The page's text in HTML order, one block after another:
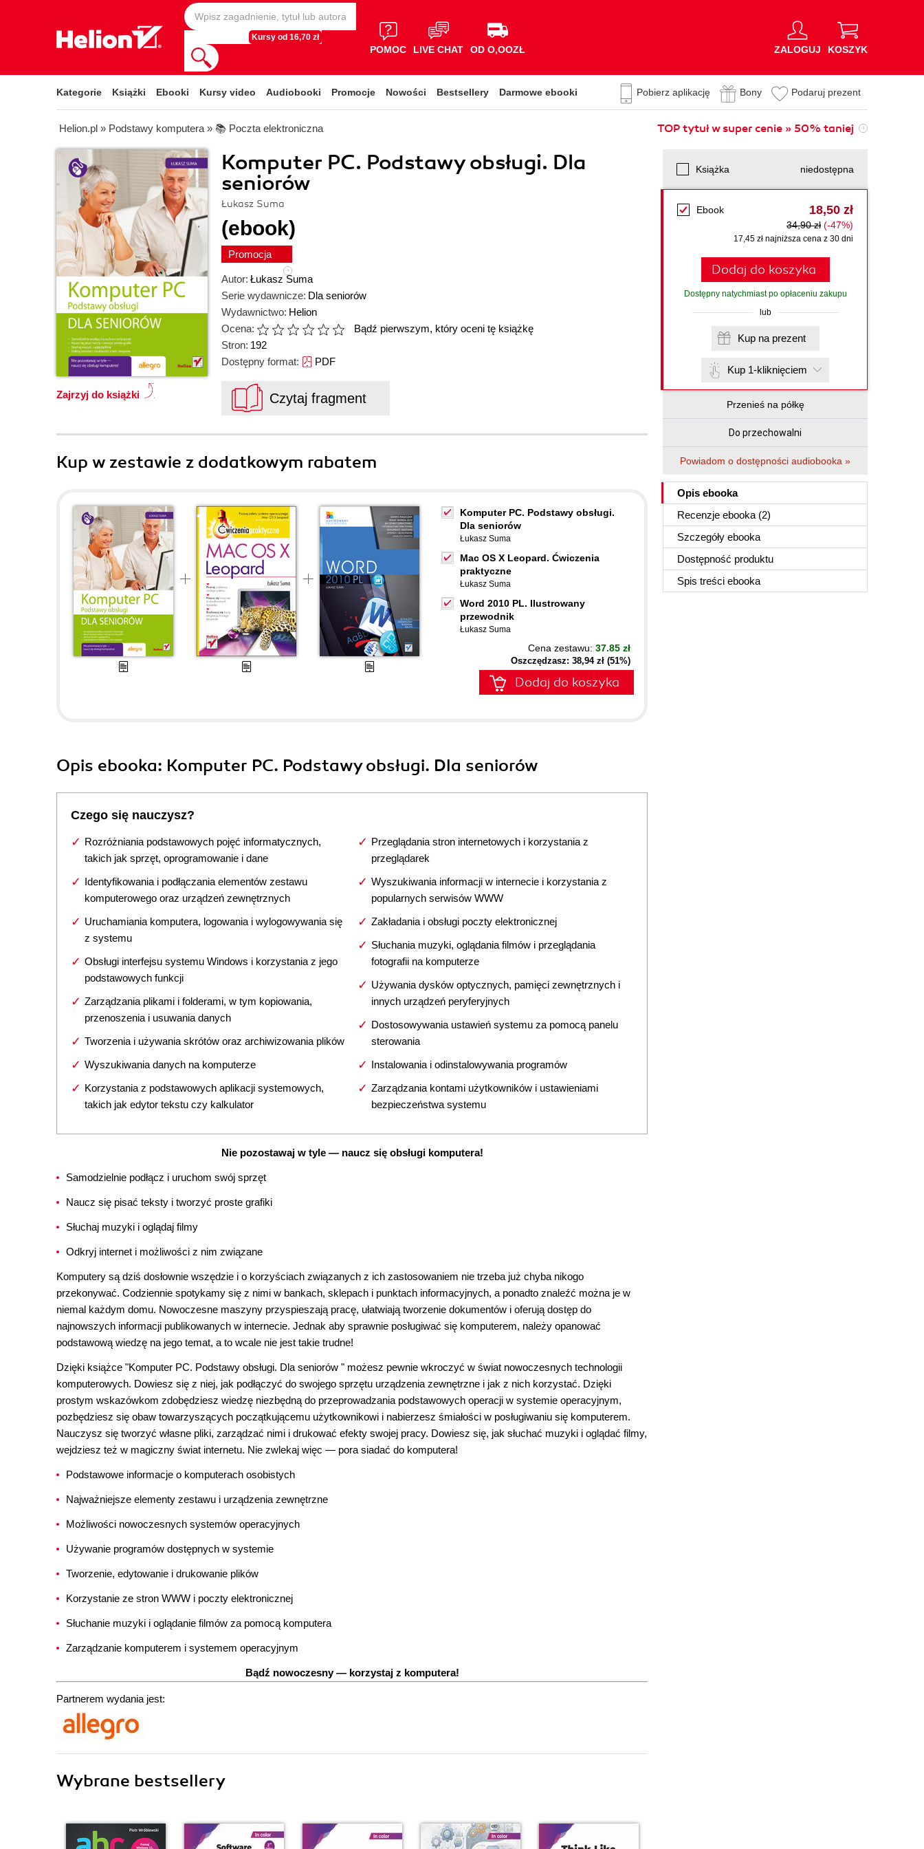
Kursy od 16,70 zł
POMOC LIVE CHAT OD O,OOZŁ ZALOGUJ KOSZYK
Kategorie Książki Ebooki Kursy video Audiobooki Promocje Nowości Bestsellery Darmowe ebooki Pobierz aplikację Bony Podaruj prezent
Helion.pl » Podstawy komputera » 📚 Poczta elektroniczna TOP tytuł w super cenie » 50% taniej
Komputer PC. Podstawy obsługi. Dla
seniorów
Łukasz Suma
(ebook)
Promocja
Zajrzyj do książki
Autor: Łukasz Suma
Serie wydawnicze: Dla seniorów
Wydawnictwo: Helion
Ocena:
Bądź pierwszym, który oceni tę książkę
Stron: 192
Dostępny format: PDF
Czytaj fragment
Książka niedostępna
Ebook 18,50 zł
34,90 zł (-47%)
17,45 zł najniższa cena z 30 dni
Dodaj do koszyka
Dostępny natychmiast po opłaceniu zakupu
lub
Kup na prezent
Kup 1-kliknięciem
Przenieś na półkę
Do przechowalni
Powiadom o dostępności audiobooka »
Opis ebooka
Recenzje ebooka (2)
Szczegóły ebooka
Dostępność produktu
Spis treści ebooka
Kup w zestawie z dodatkowym rabatem
Komputer PC. Podstawy obsługi.
Dla seniorów
Łukasz Suma
Mac OS X Leopard. Ćwiczenia
praktyczne
Łukasz Suma
Word 2010 PL. Ilustrowany
przewodnik
Łukasz Suma
Cena zestawu: 37.85 zł
Oszczędzasz: 38,94 zł (51%)
Dodaj do koszyka
Opis ebooka: Komputer PC. Podstawy obsługi. Dla seniorów
Czego się nauczysz?
Rozróżniania podstawowych pojęć informatycznych,
takich jak sprzęt, oprogramowanie i dane
Identyfikowania i podłączania elementów zestawu
komputerowego oraz urządzeń zewnętrznych
Uruchamiania komputera, logowania i wylogowywania się
z systemu
Obsługi interfejsu systemu Windows i korzystania z jego
podstawowych funkcji
Zarządzania plikami i folderami, w tym kopiowania,
przenoszenia i usuwania danych
Tworzenia i używania skrótów oraz archiwizowania plików
Wyszukiwania danych na komputerze
Korzystania z podstawowych aplikacji systemowych,
takich jak edytor tekstu czy kalkulator
Przeglądania stron internetowych i korzystania z
przeglądarek
Wyszukiwania informacji w internecie i korzystania z
popularnych serwisów WWW
Zakładania i obsługi poczty elektronicznej
Słuchania muzyki, oglądania filmów i przeglądania
fotografii na komputerze
Używania dysków optycznych, pamięci zewnętrznych i
innych urządzeń peryferyjnych
Dostosowywania ustawień systemu za pomocą panelu
sterowania
Instalowania i odinstalowywania programów
Zarządzania kontami użytkowników i ustawieniami
bezpieczeństwa systemu
Nie pozostawaj w tyle — naucz się obsługi komputera!
Samodzielnie podłącz i uruchom swój sprzęt
Naucz się pisać teksty i tworzyć proste grafiki
Słuchaj muzyki i oglądaj filmy
Odkryj internet i możliwości z nim związane
Komputery są dziś dosłownie wszędzie i o korzyściach związanych z ich zastosowaniem nie trzeba już chyba nikogo
przekonywać. Codziennie spotykamy się z nimi w bankach, sklepach i punktach informacyjnych, a ponadto znaleźć można je w
niemal każdym domu. Nowoczesne maszyny przyspieszają pracę, ułatwiają tworzenie dokumentów i oferują dostęp do
najnowszych informacji publikowanych w internecie. Jednak aby sprawnie posługiwać się komputerem, należy opanować
podstawową wiedzę na jego temat, a to wcale nie jest takie trudne!
Dzięki książce "Komputer PC. Podstawy obsługi. Dla seniorów " możesz pewnie wkroczyć w świat nowoczesnych technologii
komputerowych. Dowiesz się z niej, jak podłączyć do swojego sprzętu urządzenia zewnętrzne i jak z nich korzystać. Dzięki
prostym wskazówkom zdobędziesz wiedzę niezbędną do przeprowadzania podstawowych operacji w systemie operacyjnym,
pozbędziesz się obaw towarzyszących początkującemu użytkownikowi i nabierzesz śmiałości w posługiwaniu się komputerem.
Nauczysz się tworzyć własne pliki, zarządzać nimi i drukować efekty swojej pracy. Dowiesz się, jak słuchać muzyki i oglądać filmy,
wejdziesz też w magiczny świat internetu. Nie zwlekaj więc — pora siadać do komputera!
Podstawowe informacje o komputerach osobistych
Najważniejsze elementy zestawu i urządzenia zewnętrzne
Możliwości nowoczesnych systemów operacyjnych
Używanie programów dostępnych w systemie
Tworzenie, edytowanie i drukowanie plików
Korzystanie ze stron WWW i poczty elektronicznej
Słuchanie muzyki i oglądanie filmów za pomocą komputera
Zarządzanie komputerem i systemem operacyjnym
Bądź nowoczesny — korzystaj z komputera!
Partnerem wydania jest:
Wybrane bestsellery